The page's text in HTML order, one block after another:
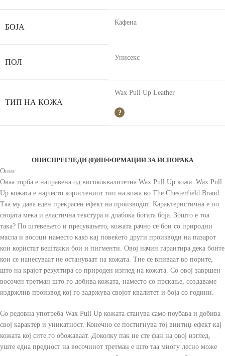
БОЈА
Кафена
ПОЛ
Унисекс
ТИП НА КОЖА
Wax Pull Up Leather
ОПИСПРЕГЛЕДИ (0)ИНФОРМАЦИИ ЗА ИСПОРАКА
Опис
Оваа торба е направена од висококвалитетна Wax Pull Up кожа. Wax Pull
Up кожата е најчесто користениот тип на кожа во The Chesterfield Brand.
Таа му дава еден прекрасен ефект на производот. Карактеристична е по
својата мека и еластична текстура и длабока богата боја. Зошто е тоа
така? По штевењето и пресувањето, кожата рачно се бои со природни
масла и восоци наместо како кај повеќето други производи на пазарот
кои користат вештачки бои и пигменти. Овој начин гарантира дека боите
кои се нанесуваат не остануваат на кожата. Тие се впиваат во порите,
што на крајот резултира со природен изглед на кожата. Со овој завршен
восочен третман што го добива кожата, наместо со прскање, создаваме
издржлив производ кој го задржува својот квалитет и боја со години.
Со редовна употреба Wax Pull Up кожата станува само поубава и добива
свој карактер и уникатност. Конечно се постигнува тој винтиџ ефект кај
кожата кој сите го обожаваат. Доколку пак не сте фан на овој изглед,
уште една предност на восочниот третман е што таа многу лесно може